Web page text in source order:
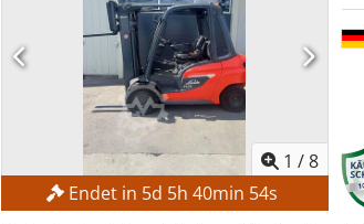
1 /8
Endet in 5d 5h40min 51s